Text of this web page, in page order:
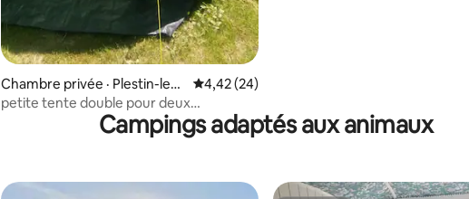
Chambre privée · Plestin-les-
Grèves
Note moyenne de 4,42 sur 5, 24
4,42 (24)
petite tente double pour deux
Campings adaptés aux animaux